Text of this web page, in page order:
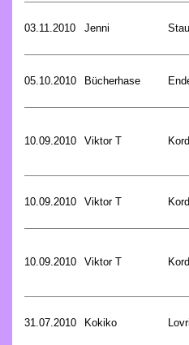
03.11.2010 Jenni
05.10.2010 Bücherhase
10.09.2010 Viktor T
10.09.2010 Viktor T
10.09.2010 Viktor T
31.07.2010 Kokiko